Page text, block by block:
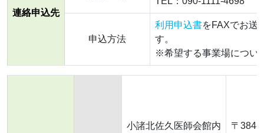
連絡申込先
申込方法
利用申込書をFAXでお送
す。
※希望する事業場につい
小諸北佐久医師会館内 〒384-